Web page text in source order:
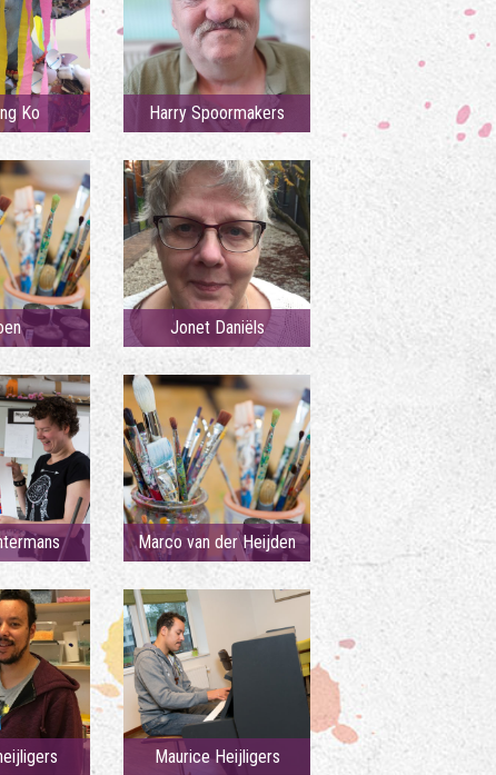
Ko Harry Spoormakers
Jonet Daniëls
Marco van der Heijden
Maurice Heijligers